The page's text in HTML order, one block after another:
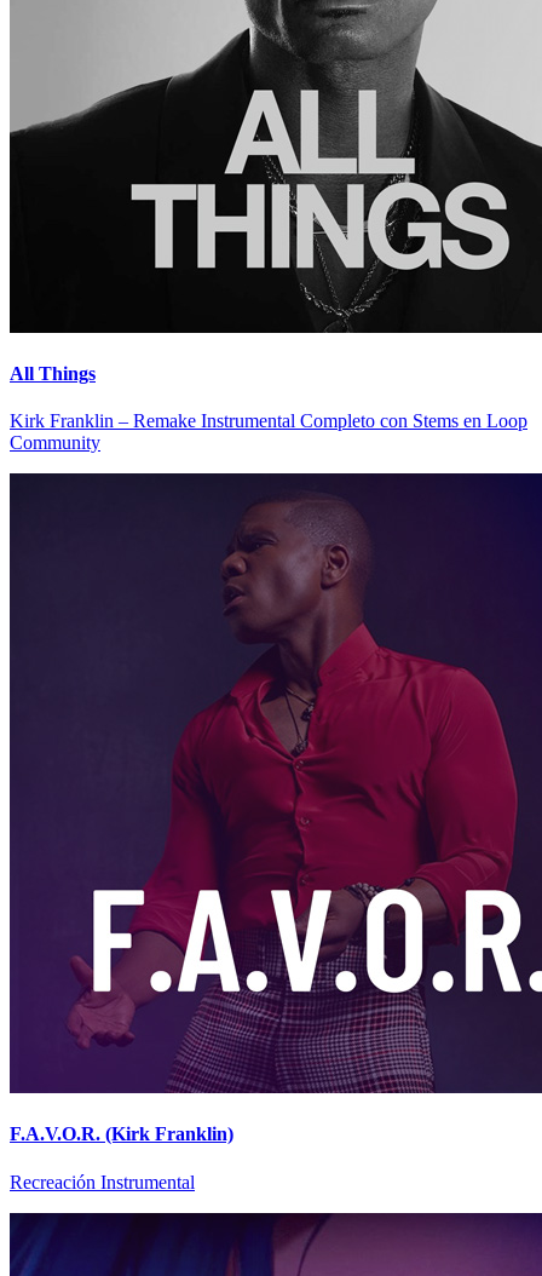
All Things
Kirk Franklin – Remake Instrumental Completo con Stems en Loop
Community
F.A.V.O.R. (Kirk Franklin)
Recreación Instrumental